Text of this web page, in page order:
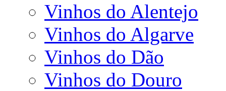
Vinhos do Alentejo
Vinhos do Algarve
Vinhos do Dão
Vinhos do Douro